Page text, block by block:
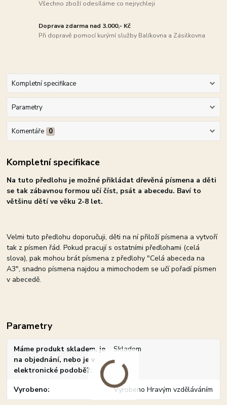
Všechno zboží odesíláme co nejrychleji
Doprava zdarma nad 3.000,- Kč
Při dopravě pomocí kurýrní služby Balíkovna a Zásilkovna
Kompletní specifikace
Parametry
Komentáře 0
Kompletní specifikace
Na tuto předlohu je možné přikládat dřevěná písmena a děti
se tak zábavnou formou učí číst, psát a abecedu. Baví to
většinu dětí ve věku 2-8 let.
Velmi tuto předlohu doporučuji, děti na ní přiloží písmena a vytvoří
tak z písmen řád. Pokud pracují s ostatními předlohami (celá
slova), pak mohou brát písmena z předlohy "Celá abeceda na
A3", snadno písmena najdou a mimochodem se učí pořadí písmen
v abecedě.
Parametry
Máme produkt skladem, je
na objednání, nebo je v
elektronické podobě?
Skladem
Vyrobeno Vyrobeno Hravým vzděláváním